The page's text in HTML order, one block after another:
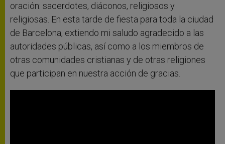
oración: sacerdotes, diáconos, religiosos y
religiosas. En esta tarde de fiesta para toda la ciudad
de Barcelona, extiendo mi saludo agradecido a las
autoridades públicas, así como a los miembros de
otras comunidades cristianas y de otras religiones
que participan en nuestra acción de gracias.